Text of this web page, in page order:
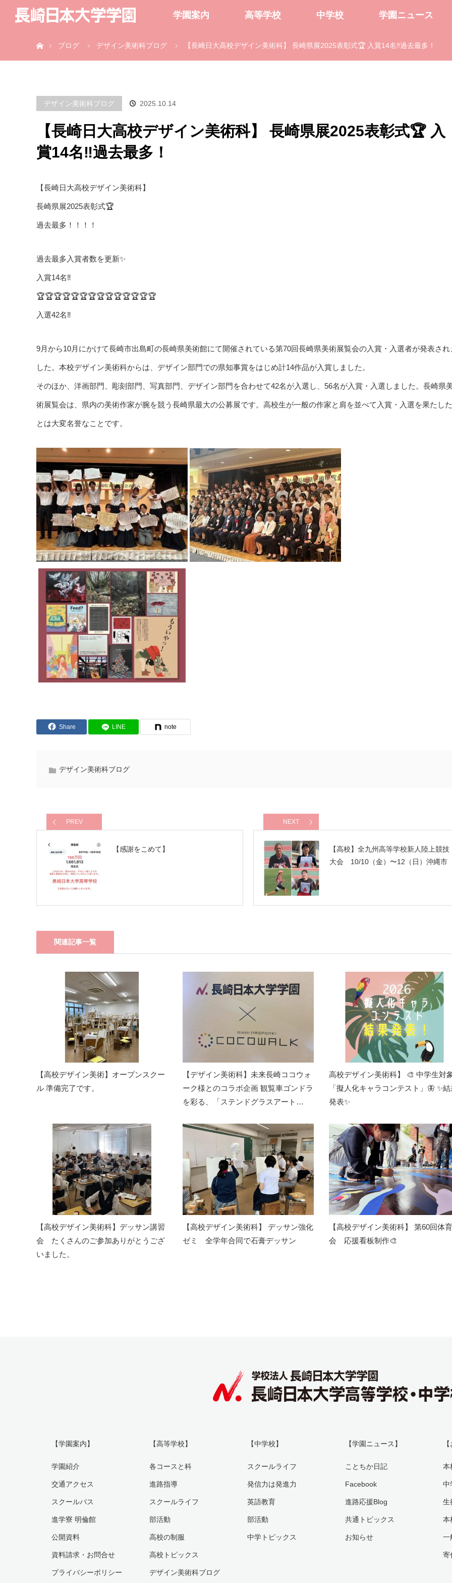
学園案内 高等学校 中学校 学園ニュース
ブログ
デザイン美術科ブログ 【長崎日大高校デザイン美術科】 長崎県展2025表彰式🏆 入賞14名‼️過去最多！
デザイン美術科ブログ 2025.10.14
【長崎日大高校デザイン美術科】 長崎県展2025表彰式🏆 入
賞14名‼️過去最多！
【長崎日大高校デザイン美術科】
長崎県展2025表彰式🏆
過去最多！！！！
過去最多入賞者数を更新✨
入賞14名‼️
🏆🏆🏆🏆🏆🏆🏆🏆🏆🏆🏆🏆🏆🏆
入選42名‼️
9月から10月にかけて長崎市出島町の長崎県美術館にて開催されている第70回長崎県美術展覧会の入賞・入選者が発表され
した。本校デザイン美術科からは、デザイン部門での県知事賞をはじめ計14作品が入賞しました。
そのほか、洋画部門、彫刻部門、写真部門、デザイン部門を合わせて42名が入選し、56名が入賞・入選しました。長崎県
術展覧会は、県内の美術作家が腕を競う長崎県最大の公募展です。高校生が一般の作家と肩を並べて入賞・入選を果たし
とは大変名誉なことです。
Share LINE note
デザイン美術科ブログ
PREV
【感謝をこめて】
NEXT
【高校】全九州高等学校新人陸上競技
大会 10/10（金）〜12（日）沖縄市
関連記事一覧
【高校デザイン美術】オープンスクー
ル 準備完了です。
【デザイン美術科】未来長崎ココウォ
ーク様とのコラボ企画 観覧車ゴンドラ
を彩る、「ステンドグラスアート…
高校デザイン美術科】 🎨 中学生対
「擬人化キャラコンテスト」🦋 ✨
発表✨
【高校デザイン美術科】デッサン講習
会 たくさんのご参加ありがとうござ
いました。
【高校デザイン美術科】 デッサン強化
ゼミ 全学年合同で石膏デッサン
【高校デザイン美術科】 第60回体
会 応援看板制作🎨
【学園案内】
学園紹介
交通アクセス
スクールバス
進学寮 明倫館
公開資料
資料請求・お問合せ
プライバシーポリシー
【高等学校】
各コースと科
進路指導
スクールライフ
部活動
高校の制服
高校トピックス
デザイン美術科ブログ
【中学校】
スクールライフ
発信力は発進力
英語教育
部活動
中学トピックス
【学園ニュース】
ことちか日記
Facebook
進路応援Blog
共通トピックス
お知らせ
本
中
生
本
一
寄